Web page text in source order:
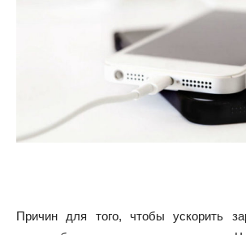
Причин для того, чтобы ускорить